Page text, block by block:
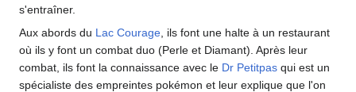
s'entraîner.
Aux abords du Lac Courage , ils font une halte à un restaurant
où ils y font un combat duo (Perle et Diamant). Après leur
combat, ils font la connaissance avec le Dr Petitpas qui est un
spécialiste des empreintes pokémon et leur explique que l'on